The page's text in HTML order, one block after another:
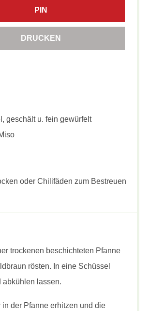
PIN
DRUCKEN
geschält u. fein gewürfelt
oder Chilifäden zum Bestreuen
trockenen beschichteten Pfanne
rösten. In eine Schüssel
abkühlen lassen.
in der Pfanne erhitzen und die